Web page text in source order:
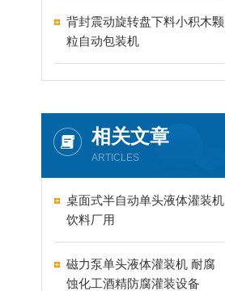
背封震动旋转盘下料小积木颗
粒自动包装机
相关文章
ARTICLES
桌面式半自动单头液体灌装机
饮料厂用
磁力泵单头液体灌装机 耐腐
蚀化工酒精防腐灌装设备